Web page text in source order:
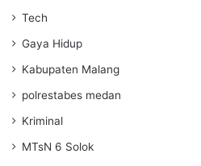
Tech
Gaya Hidup
Kabupaten Malang
polrestabes medan
Kriminal
MTsN 6 Solok